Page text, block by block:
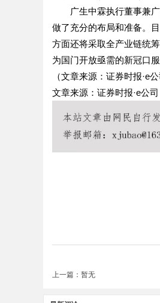
广生中霖执行董事兼广
做了充分的布局和准备。
方面还将采取全产业链统
为国门开放亟需的新冠口
（文章来源：证券时报·e公
文章来源：证券时报·e公司
上一篇：暂无